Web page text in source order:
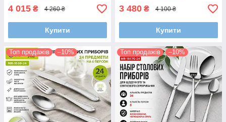
4 015 ₴ 4 260 ₴
Купити
3 480 ₴ 4 100 ₴
Купити
Топ продажів –10% Топ продажів –10%